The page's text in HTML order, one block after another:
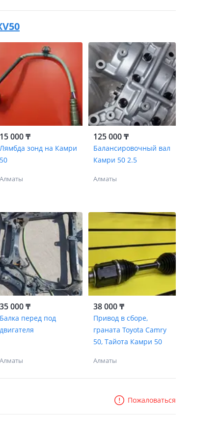
15 000 ₸
Лямбда зонд на Камри
50
Алматы
125 000 ₸
Балансировочный вал
Камри 50 2.5
Алматы
35 000 ₸
Балка перед под
двигателя
Алматы
38 000 ₸
Привод в сборе,
граната Toyota Camry
50, Тайота Камри 50
Алматы
Пожаловаться